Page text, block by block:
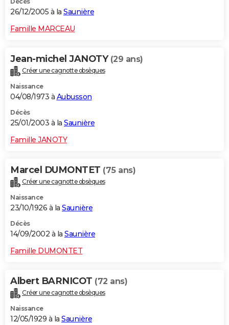
26/12/2005 à la Saunière
Famille MARCEAU
Jean-michel JANOTY (29 ans)
Créer une cagnotte obsèques
Naissance
04/08/1973 à Aubusson
Décès
25/01/2003 à la Saunière
Famille JANOTY
Marcel DUMONTET (75 ans)
Créer une cagnotte obsèques
Naissance
23/10/1926 à la Saunière
Décès
14/09/2002 à la Saunière
Famille DUMONTET
Albert BARNICOT (72 ans)
Créer une cagnotte obsèques
Naissance
12/05/1929 à la Saunière